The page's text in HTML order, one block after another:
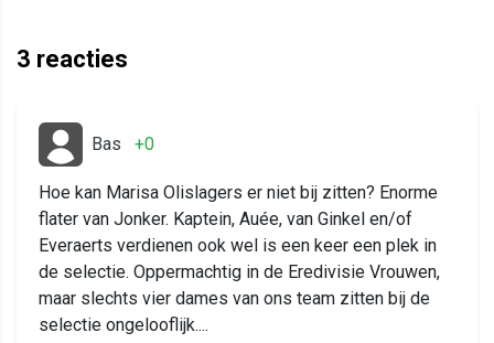
3 reacties
Bas +0
Hoe kan Marisa Olislagers er niet bij zitten? Enorme
flater van Jonker. Kaptein, Auée, van Ginkel en/of
Everaerts verdienen ook wel is een keer een plek in
de selectie. Oppermachtig in de Eredivisie Vrouwen,
maar slechts vier dames van ons team zitten bij de
selectie ongelooflijk....